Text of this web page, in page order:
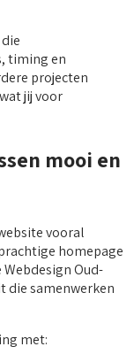
timing en
projecten
jij voor
mooi en
vooral
homepage
Oud-
die samenwerken
met: